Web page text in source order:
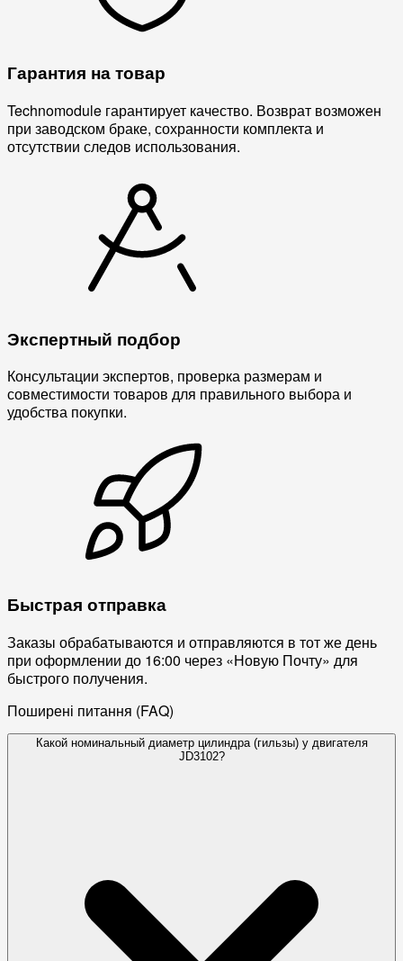
Гарантия на товар
Technomodule гарантирует качество. Возврат возможен
при заводском браке, сохранности комплекта и
отсутствии следов использования.
Экспертный подбор
Консультации экспертов, проверка размерам и
совместимости товаров для правильного выбора и
удобства покупки.
Быстрая отправка
Заказы обрабатываются и отправляются в тот же день
при оформлении до 16:00 через «Новую Почту» для
быстрого получения.
Поширені питання (FAQ)
Какой номинальный диаметр цилиндра (гильзы) у двигателя
JD3102?